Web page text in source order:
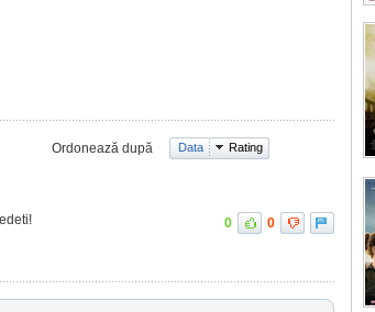
Ordonează după Data Rating
0 0